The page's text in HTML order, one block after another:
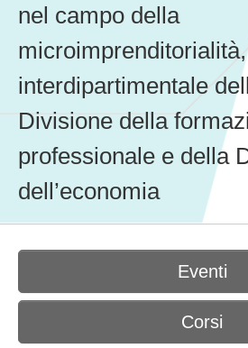
nel campo della
interdipartimentale
Divisione della
professionale e della
dell’economia
Eventi
Corsi